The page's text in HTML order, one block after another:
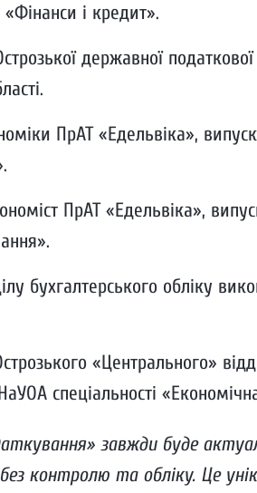
і кредит».
державної податкової
ПрАТ «Едельвіка»,
ПрАТ «Едельвіка»,
бухгалтерського обліку
«Центрального»
спеціальності
завжди буде
контролю та обліку. Це